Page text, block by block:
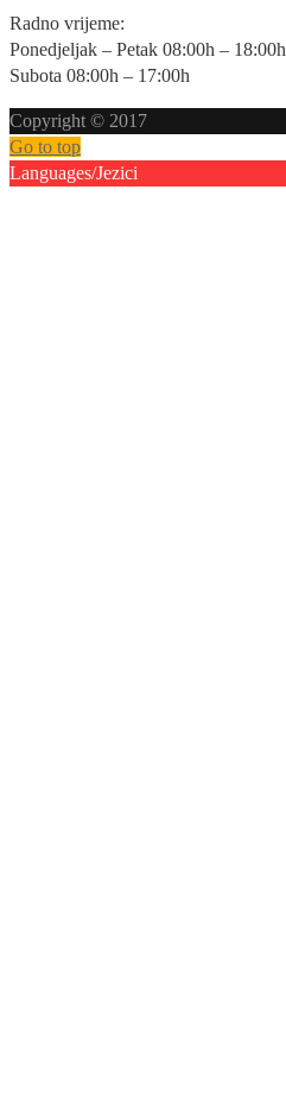
Radno vrijeme:
Ponedjeljak – Petak 08:00h – 18:00h
Subota 08:00h – 17:00h
Copyright © 2017
Go to top
Languages/Jezici